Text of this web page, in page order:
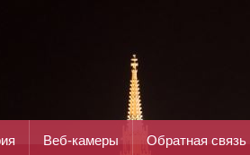
Веб-камеры Обратная связь